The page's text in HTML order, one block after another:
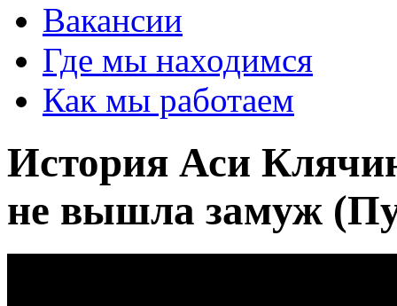
Вакансии
Где мы находимся
Как мы работаем
История Аси
не вышла замуж